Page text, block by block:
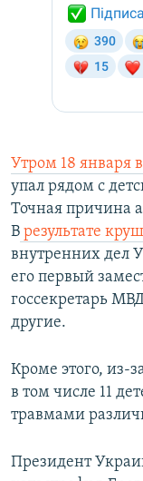
Утром 18 января
упал рядом с
Точная причина
В результате
внутренних дел
его первый
госсекретарь
другие.
Кроме этого, из-
в том числе 11
травмами
Президент